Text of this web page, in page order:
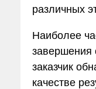
различных
Наиболее
завершения
заказчик
качестве